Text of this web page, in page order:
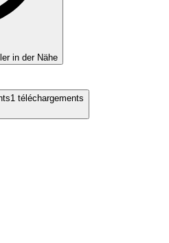
in der Nähe
1 téléchargements